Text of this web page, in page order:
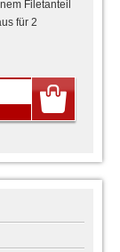
Filetanteil
für 2